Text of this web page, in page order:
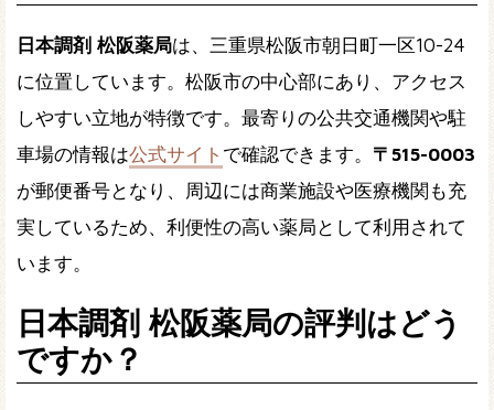
日本調剤 松阪薬局は、三重県松阪市朝日町一区10-24
に位置しています。松阪市の中心部にあり、アクセス
しやすい立地が特徴です。最寄りの公共交通機関や駐
車場の情報は公式サイト で確認できます。 〒515-0003
が郵便番号となり、周辺には商業施設や医療機関も充
実しているため、利便性の高い薬局として利用されて
います。
日本調剤 松阪薬局の評判はどう
ですか？